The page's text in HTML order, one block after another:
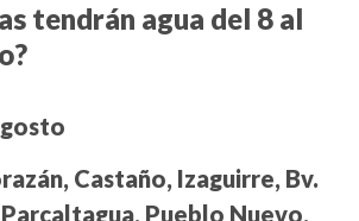
tendrán agua del 8 al
Castaño, Izaguirre, Bv.
Pueblo Nuevo,